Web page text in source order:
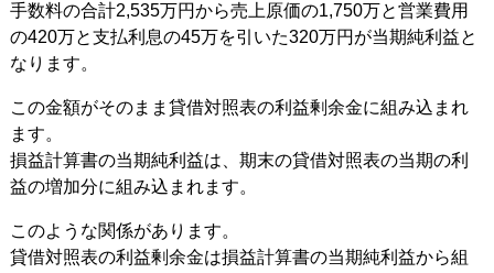
手数料の合計2,535万円から売上原価の1,750万と営業費用
の420万と支払利息の45万を引いた320万円が当期純利益と
なります。
この金額がそのまま貸借対照表の利益剰余金に組み込まれ
ます。
損益計算書の当期純利益は、期末の貸借対照表の当期の利
益の増加分に組み込まれます。
このような関係があります。
貸借対照表の利益剰余金は損益計算書の当期純利益から組